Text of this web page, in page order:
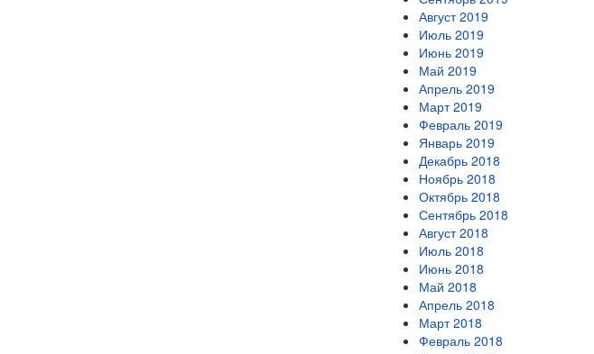
Август 2019
Июль 2019
Июнь 2019
Май 2019
Апрель 2019
Март 2019
Февраль 2019
Январь 2019
Декабрь 2018
Ноябрь 2018
Октябрь 2018
Сентябрь 2018
Август 2018
Июль 2018
Июнь 2018
Май 2018
Апрель 2018
Март 2018
Февраль 2018